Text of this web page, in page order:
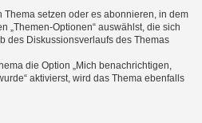
Thema setzen oder es abonnieren, in dem
„Themen-Optionen“ auswählst, die sich
des Diskussionsverlaufs des Themas
die Option „Mich benachrichtigen,
aktivierst, wird das Thema ebenfalls